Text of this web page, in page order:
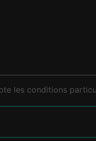
les conditions